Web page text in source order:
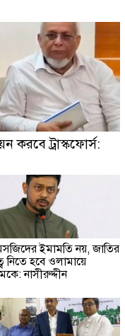
করবে ট্রাস্কফোর্স:
ইমামতি নয়, জাতির
নিতে হবে ওলামায়ে
নাসীরুদ্দীন